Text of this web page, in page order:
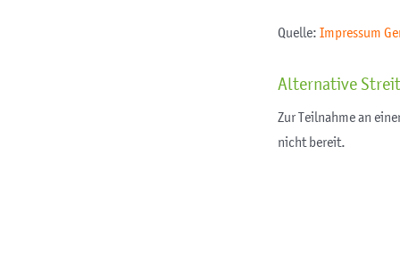
Quelle: Impressum
Alternative
Zur Teilnahme an
nicht bereit.